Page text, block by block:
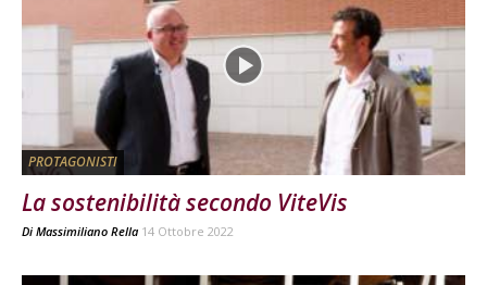
PROTAGONISTI
La sostenibilità secondo ViteVis
Di Massimiliano Rella 14 Ottobre 2022